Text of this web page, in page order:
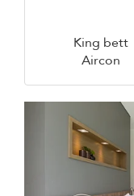
King bett
Aircon